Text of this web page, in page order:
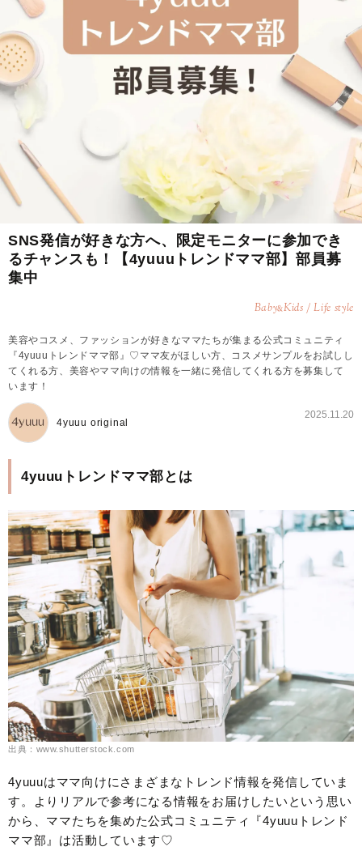
SNS発信が好きな方へ、限定モニターに参加でき
るチャンスも！【4yuuuトレンドママ部】部員募
集中
Baby&Kids / Life style
美容やコスメ、ファッションが好きなママたちが集まる公式コミュニティ
『4yuuuトレンドママ部』♡ママ友がほしい方、コスメサンプルをお試しし
てくれる方、美容やママ向けの情報を一緒に発信してくれる方を募集して
います！
4yuuu original
2025.11.20
4yuuuトレンドママ部とは
出典：www.shutterstock.com
4yuuuはママ向けにさまざまなトレンド情報を発信していま
す。よりリアルで参考になる情報をお届けしたいという思い
から、ママたちを集めた公式コミュニティ『4yuuuトレンド
ママ部』は活動しています♡